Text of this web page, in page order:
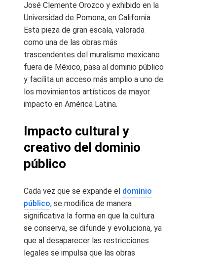
José Clemente Orozco y exhibido en la
Universidad de Pomona, en California.
Esta pieza de gran escala, valorada
como una de las obras más
trascendentes del muralismo mexicano
fuera de México, pasa al dominio público
y facilita un acceso más amplio a uno de
los movimientos artísticos de mayor
impacto en América Latina.
Impacto cultural y
creativo del dominio
público
Cada vez que se expande el dominio
público, se modifica de manera
significativa la forma en que la cultura
se conserva, se difunde y evoluciona, ya
que al desaparecer las restricciones
legales se impulsa que las obras